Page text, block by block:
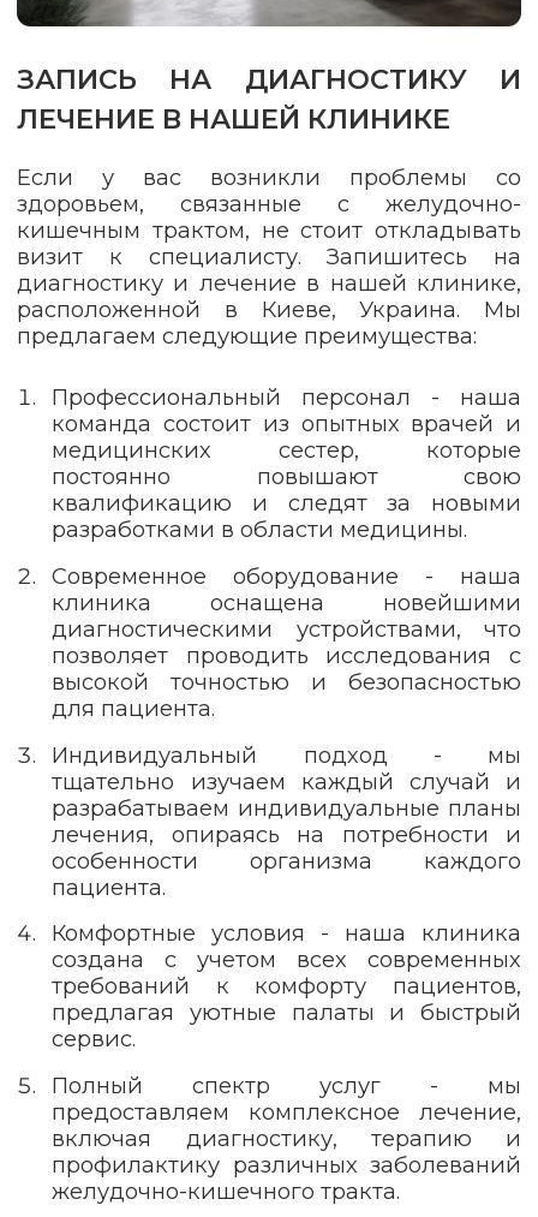
ЗАПИСЬ НА ДИАГНОСТИКУ И
ЛЕЧЕНИЕ В НАШЕЙ КЛИНИКЕ
Если у вас возникли проблемы со
здоровьем, связанные с желудочно-
кишечным трактом, не стоит откладывать
визит к специалисту. Запишитесь на
диагностику и лечение в нашей клинике,
расположенной в Киеве, Украина. Мы
предлагаем следующие преимущества:
Профессиональный персонал - наша
команда состоит из опытных врачей и
медицинских сестер, которые
постоянно повышают свою
квалификацию и следят за новыми
разработками в области медицины.
Современное оборудование - наша
клиника оснащена новейшими
диагностическими устройствами, что
позволяет проводить исследования с
высокой точностью и безопасностью
для пациента.
Индивидуальный подход - мы
тщательно изучаем каждый случай и
разрабатываем индивидуальные планы
лечения, опираясь на потребности и
особенности организма каждого
пациента.
Комфортные условия - наша клиника
создана с учетом всех современных
требований к комфорту пациентов,
предлагая уютные палаты и быстрый
сервис.
Полный спектр услуг - мы
предоставляем комплексное лечение,
включая диагностику, терапию и
профилактику различных заболеваний
желудочно-кишечного тракта.